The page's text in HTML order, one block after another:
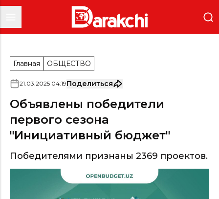
Главная ОБЩЕСТВО
21.03.2025 04:19Поделиться
Объявлены победители
первого сезона
"Инициативный бюджет"
Победителями признаны 2369 проектов.